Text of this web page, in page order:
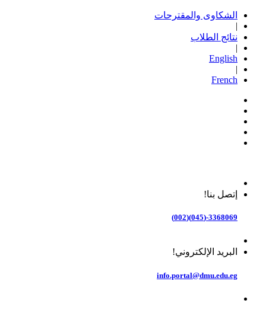
الشكاوى والمقترحات
|
نتائج الطلاب
|
English
|
French
إتصل بنا!
3368069-(045)(002)
البريد الإلكتروني!
info.portal@dmu.edu.eg